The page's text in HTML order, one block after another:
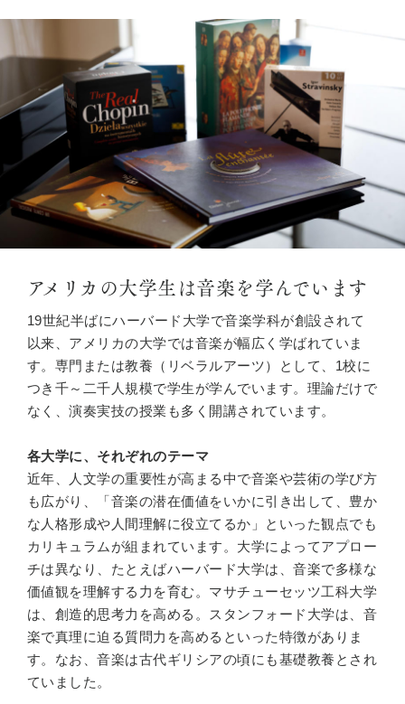
アメリカの大学生は音楽を学んでいます
19世紀半ばにハーバード大学で音楽学科が創設されて
以来、アメリカの大学では音楽が幅広く学ばれていま
す。専門または教養（リベラルアーツ）として、1校に
つき千～二千人規模で学生が学んでいます。理論だけで
なく、演奏実技の授業も多く開講されています。
各大学に、それぞれのテーマ
近年、人文学の重要性が高まる中で音楽や芸術の学び方
も広がり、「音楽の潜在価値をいかに引き出して、豊か
な人格形成や人間理解に役立てるか」といった観点でも
カリキュラムが組まれています。大学によってアプロー
チは異なり、たとえばハーバード大学は、音楽で多様な
価値観を理解する力を育む。マサチューセッツ工科大学
は、創造的思考力を高める。スタンフォード大学は、音
楽で真理に迫る質問力を高めるといった特徴がありま
す。なお、音楽は古代ギリシアの頃にも基礎教養とされ
ていました。